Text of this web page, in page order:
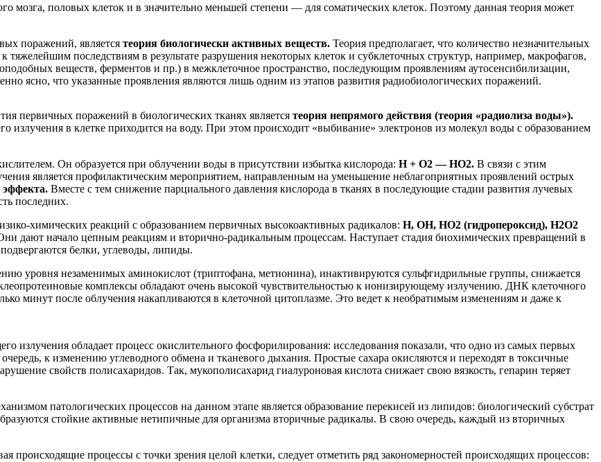
мозга, половых клеток и в значительно меньшей степени — для соматических клеток. Поэтому данная теория может
поражений, является теория биологически активных веществ. Теория предполагает, что количество незначительных
последствиям в результате разрушения некоторых клеток и субклеточных структур, например, макрофагов,
веществ, ферментов и пр.) в межклеточное пространство, последующим проявлениям аутосенсибилизации,
ясно, что указанные проявления являются лишь одним из этапов развития радиобиологических поражений.
первичных поражений в биологических тканях является теория непрямого действия (теория «радиолиза воды»).
в клетке приходится на воду. При этом происходит «выбивание» электронов из молекул воды с образованием
Он образуется при облучении воды в присутствии избытка кислорода: Н + О2 — НО2. В связи с этим
является профилактическим мероприятием, направленным на уменьшение неблагоприятных проявлений острых
эффекта. Вместе с тем снижение парциального давления кислорода в тканях в последующие стадии развития лучевых
последних.
химических реакций с образованием первичных высокоактивных радикалов: Н, ОН, НО2 (гидропероксид), Н2О2
дают начало цепным реакциям и вторично-радикальным процессам. Наступает стадия биохимических превращений в
белки, углеводы, липиды.
уровня незаменимых аминокислот (триптофана, метионина), инактивируются сульфгидрильные группы, снижается
комплексы обладают очень высокой чувствительностью к ионизирующему излучению. ДНК клеточного
минут после облучения накапливаются в клеточной цитоплазме. Это ведет к необратимым изменениям и даже к
излучения обладает процесс окислительного фосфорилирования: исследования показали, что одно из самых первых
к изменению углеводного обмена и тканевого дыхания. Простые сахара окисляются и переходят в токсичные
свойств полисахаридов. Так, мукополисахарид гиалуроновая кислота снижает свою вязкость, гепарин теряет
патологических процессов на данном этапе является образование перекисей из липидов: биологический субстрат
стойкие активные нетипичные для организма вторичные радикалы. В свою очередь, каждый из вторичных
происходящие процессы с точки зрения целой клетки, следует отметить ряд закономерностей происходящих процессов: